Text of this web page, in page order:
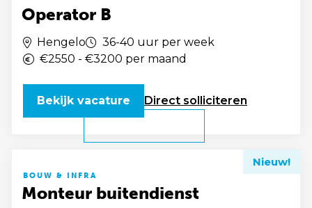
Operator B
Hengelo
36-40 uur per week
€2550 - €3200 per maand
Direct solliciteren
Bekijk vacature
BOUW & INFRA
Monteur buitendienst
Nieuw!